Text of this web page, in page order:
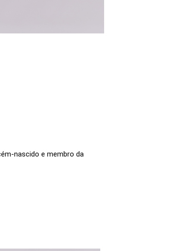
nascido e membro da